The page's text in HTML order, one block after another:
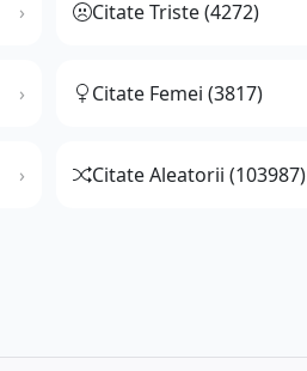
Citate Triste (4272)
Citate Femei (3817)
Citate Aleatorii (103987)